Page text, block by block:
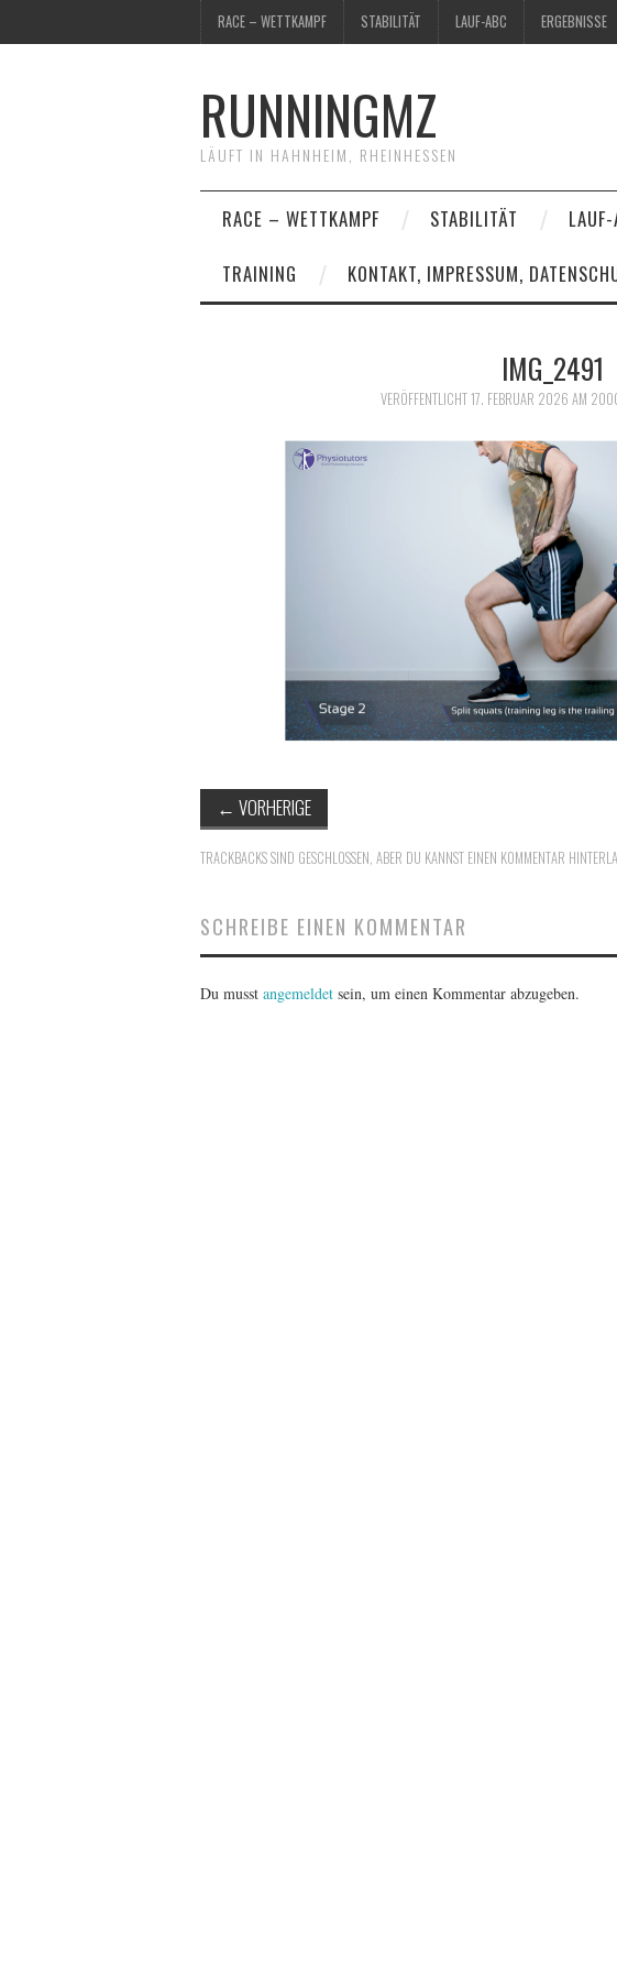
RACE – WETTKAMPF STABILITÄT LAUF-ABC ERGEBNISSE
RUNNINGMZ
LÄUFT IN HAHNHEIM, RHEINHESSEN
RACE – WETTKAMPF STABILITÄT
TRAINING
KONTAKT, IMPRESSUM,
IMG_2491
VERÖFFENTLICHT17. FEBRUAR 2026 AM
← VORHERIGE
TRACKBACKS SIND GESCHLOSSEN, ABER DU KANNST EINEN KOMMENTAR
SCHREIBE EINEN KOMMENTAR
Du musst angemeldet sein, um einen Kommentar abzugeben.